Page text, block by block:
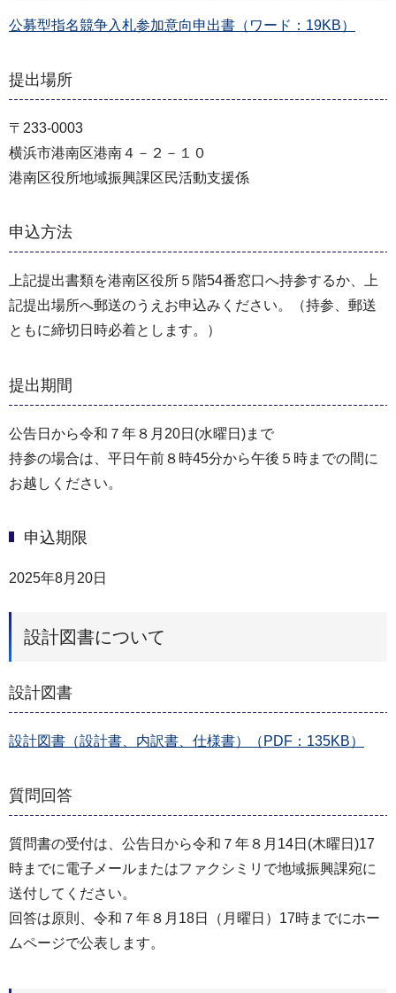
公募型指名競争入札参加意向申出書（ワード：19KB）
提出場所
〒233-0003
横浜市港南区港南４－２－１０
港南区役所地域振興課区民活動支援係
申込方法
上記提出書類を港南区役所５階54番窓口へ持参するか、上
記提出場所へ郵送のうえお申込みください。（持参、郵送
ともに締切日時必着とします。）
提出期間
公告日から令和７年８月20日(水曜日)まで
持参の場合は、平日午前８時45分から午後５時までの間に
お越しください。
申込期限
2025年8月20日
設計図書について
設計図書
設計図書（設計書、内訳書、仕様書）（PDF：135KB）
質問回答
質問書の受付は、公告日から令和７年８月14日(木曜日)17
時までに電子メールまたはファクシミリで地域振興課宛に
送付してください。
回答は原則、令和７年８月18日（月曜日）17時までにホー
ムページで公表します。